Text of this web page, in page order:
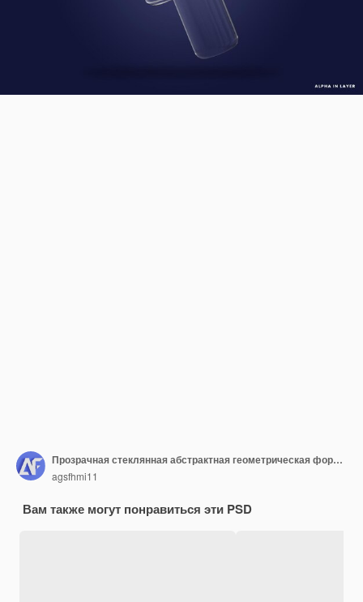
Прозрачная стеклянная абстрактная геометрическая форма Современная 3D-рендеринговая форма
agsfhmi11
Вам также могут понравиться эти PSD